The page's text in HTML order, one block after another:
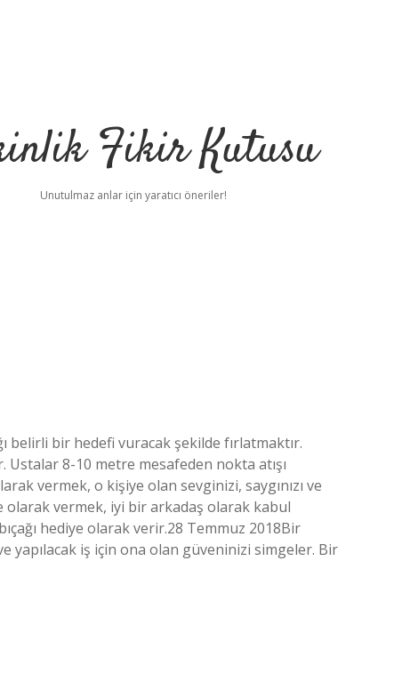
Fikir Kutusu
Unutulmaz anlar için yaratıcı öneriler!
belirli bir hedefi vuracak şekilde fırlatmaktır.
8-10 metre mesafeden nokta atışı
vermek, o kişiye olan sevginizi, saygınızı ve
olarak vermek, iyi bir arkadaş olarak kabul
hediye olarak verir.28 Temmuz 2018Bir
yapılacak iş için ona olan güveninizi simgeler. Bir